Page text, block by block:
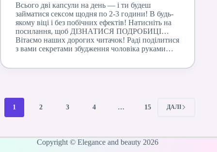
Всього дві капсули на день — і ти будеш
займатися сексом щодня по 2-3 години! В будь-
якому віці і без побічних ефектів! Натисніть на
посилання, щоб ДІЗНАТИСЯ ПОДРОБИЦІ…
Вітаємо наших дорогих читачок! Раді поділитися
з вами секретами збудження чоловіка руками…
1 2 3 4 … 15 ДАЛІ
Copyright © Elegance and beauty 2026